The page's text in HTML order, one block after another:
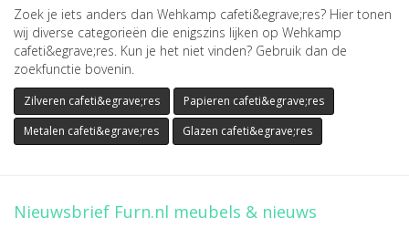
Zoek je iets anders dan Wehkamp cafeti&egrave;res? Hier tonen
wij diverse categorieën die enigszins lijken op Wehkamp
cafeti&egrave;res. Kun je het niet vinden? Gebruik dan de
zoekfunctie bovenin.
Zilveren cafeti&egrave;res
Papieren cafeti&egrave;res
Metalen cafeti&egrave;res
Glazen cafeti&egrave;res
Nieuwsbrief Furn.nl meubels & nieuws